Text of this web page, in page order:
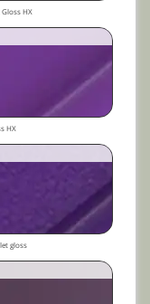
HX
HX
gloss